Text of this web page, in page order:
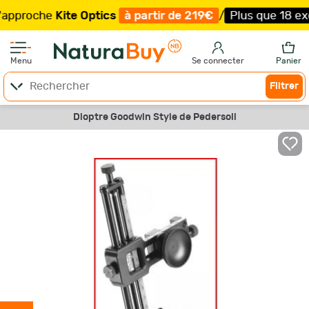
Kite Optics à partir de 219€ / Plus que 18
Menu Se connecter Panier
Filtrer
Dioptre Goodwin Style de Pedersoli